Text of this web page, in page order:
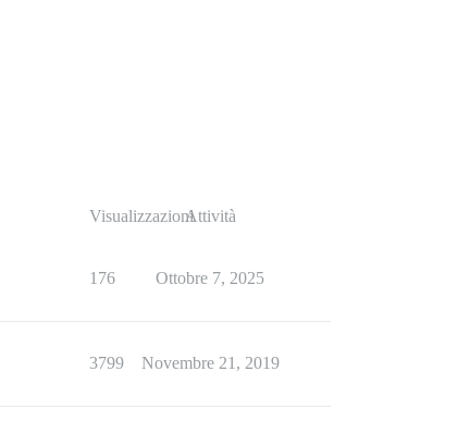
VisualizzazioniAttività
176 Ottobre 7, 2025
3799 Novembre 21, 2019